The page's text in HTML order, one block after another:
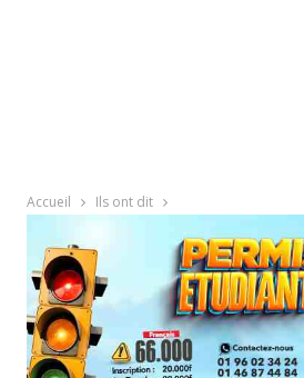
Accueil Ils ont dit